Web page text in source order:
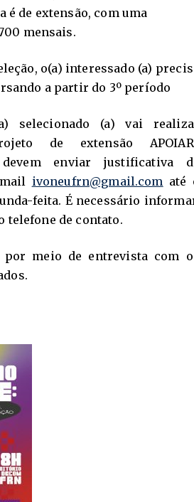
é de extensão, com uma
mensais.
o(a) interessado (a)
a partir do 3º período
selecionado (a) vai
de extensão
devem enviar justificativa
ivoneufrn@gmail.com até
feita. É necessário
telefone de contato.
por meio de entrevista com